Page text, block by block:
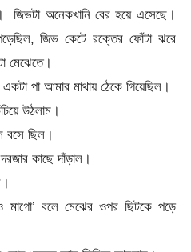
অনেকখানি বের হয়ে এসেছে।
জিভ কেটে রক্তের ফোঁটা ঝরে
মেঝেতে।
পা আমার মাথায় ঠেকে গিয়েছিল।
উঠলাম।
বসে ছিল।
কাছে দাঁড়াল।
মাগো’ বলে মেঝের ওপর ছিটকে পড়ে